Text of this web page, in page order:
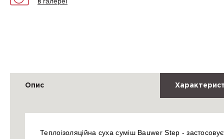
Опис
Теплоізоляційна суха суміш Bauwer Step -